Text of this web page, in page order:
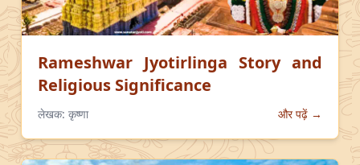
Rameshwar Jyotirlinga Story and
Religious Significance
लेखक: कृष्णा और पढ़ें →